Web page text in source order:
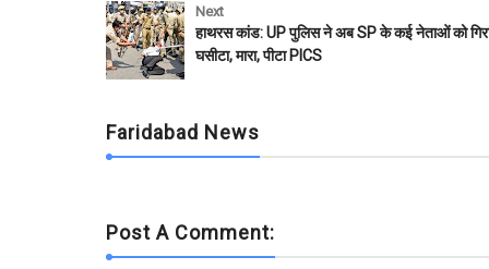
e
b
o
o
k
t
t
e
r
t
s
A
p
l
l
r
e
Next
हाथरस कांड: UP पुलिस ने अब SP के कई नेताओं को
घसीटा, मारा, पीटा PICS
Faridabad News
Post A Comment: